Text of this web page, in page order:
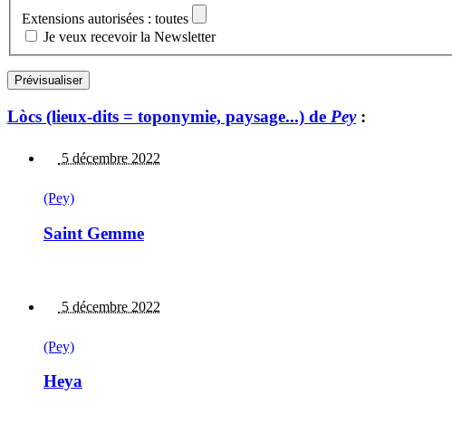
Extensions autorisées : toutes
Je veux recevoir la Newsletter
Lòcs (lieux-dits = toponymie, paysage...) de Pey:
5 décembre 2022
(Pey)
Saint Gemme
5 décembre 2022
(Pey)
Heya